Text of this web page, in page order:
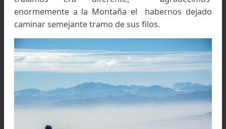
bajando primero unos cien metros hacia el
que nos unía con las cumbres principales. El
invernal a pesar de la tecnología de
prendas. Verdaderamente exhaustos,
plató cumbrero a los 6 mil metros de altura,
vista y alcance a las 3 cimas que rematan
Famatina.